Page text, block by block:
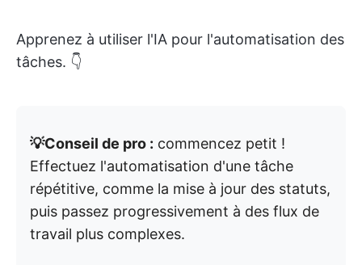
Apprenez à utiliser l'IA pour l'automatisation des
tâches. 👇
💡Conseil de pro : commencez petit !
Effectuez l'automatisation d'une tâche
répétitive, comme la mise à jour des statuts,
puis passez progressivement à des flux de
travail plus complexes.